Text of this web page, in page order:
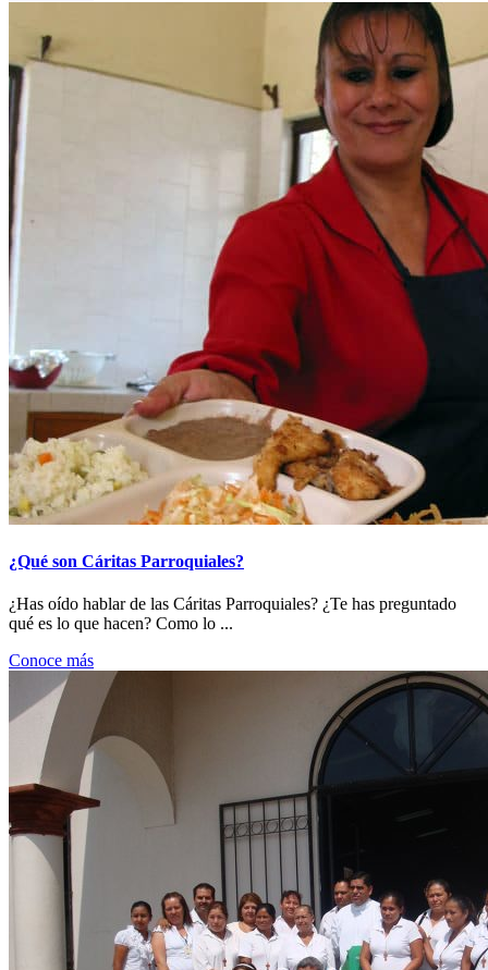
¿Qué son Cáritas Parroquiales?
¿Has oído hablar de las Cáritas Parroquiales? ¿Te has preguntado
qué es lo que hacen? Como lo ...
Conoce más